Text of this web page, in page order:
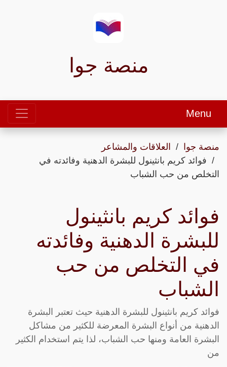
منصة جوا
Menu
منصة جوا
العلاقات والمشاعر
فوائد كريم بانثينول للبشرة الدهنية وفائدته في
التخلص من حب الشباب
فوائد كريم بانثينول
للبشرة الدهنية وفائدته
في التخلص من حب
الشباب
فوائد كريم بانثينول للبشرة الدهنية حيث تعتبر البشرة
الدهنية من أنواع البشرة المعرضة للكثير من مشاكل
البشرة العامة ومنها حب الشباب، لذا يتم استخدام الكثير
من